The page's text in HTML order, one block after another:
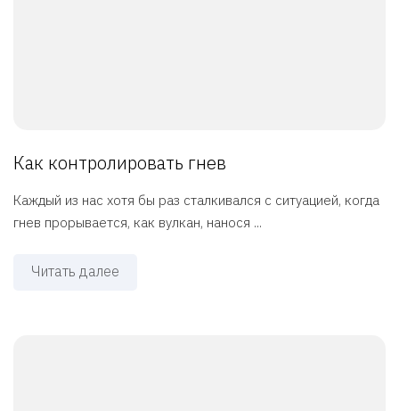
Как контролировать гнев
Каждый из нас хотя бы раз сталкивался с ситуацией, когда
гнев прорывается, как вулкан, нанося ...
Читать далее